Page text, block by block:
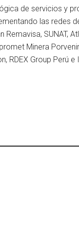
de servicios y
las redes
SUNAT,
Minera
RDEX Group Perú e